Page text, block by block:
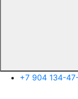
+7 904 134-